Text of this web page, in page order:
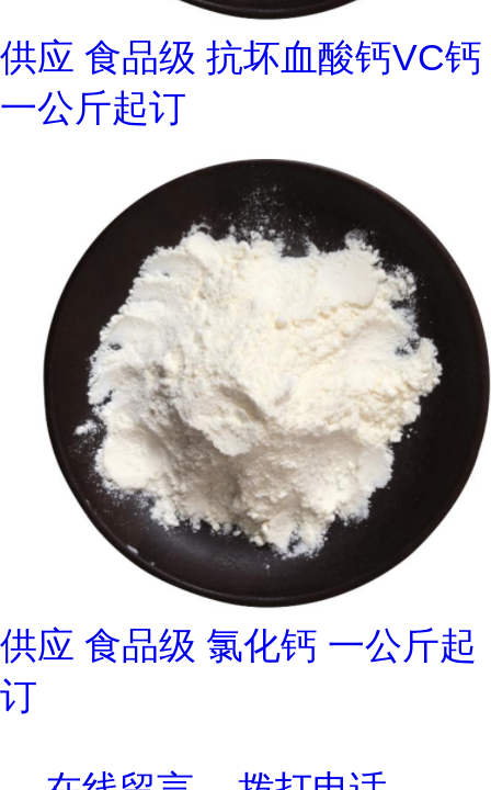
供应 食品级 抗坏血酸钙VC钙
一公斤起订
供应 食品级 氯化钙 一公斤起
订